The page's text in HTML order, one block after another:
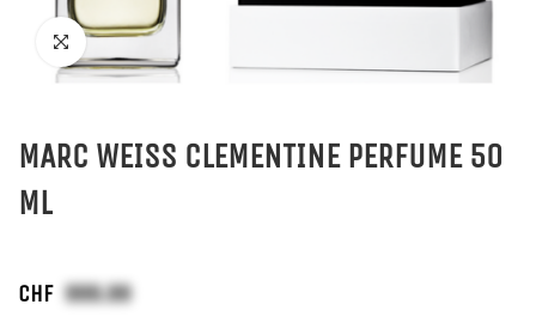
MARC WEISS CLEMENTINE PERFUME 50
ML
CHF